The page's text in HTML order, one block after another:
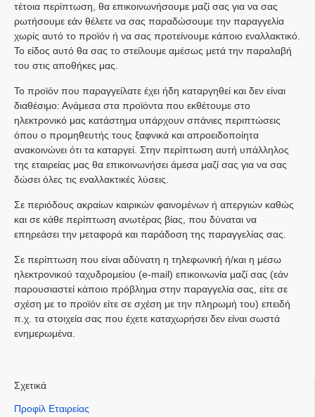
τέτοια περίπτωση, θα επικοινωνήσουμε μαζί σας για να σας
ρωτήσουμε εάν θέλετε να σας παραδώσουμε την παραγγελία
χωρίς αυτό το προϊόν ή να σας προτείνουμε κάποιο εναλλακτικό.
Το είδος αυτό θα σας το στείλουμε αμέσως μετά την παραλαβή
του στις αποθήκες μας.
Το προϊόν που παραγγείλατε έχει ήδη καταργηθεί και δεν είναι
διαθέσιμο: Ανάμεσα στα προϊόντα που εκθέτουμε στο
ηλεκτρονικό μας κατάστημα υπάρχουν σπάνιες περιπτώσεις
όπου ο προμηθευτής τους ξαφνικά και απροειδοποίητα
ανακοινώνει ότι τα καταργεί. Στην περίπτωση αυτή υπάλληλος
της εταιρείας μας θα επικοινωνήσει άμεσα μαζί σας για να σας
δώσει όλες τις εναλλακτικές λύσεις.
Σε περιόδους ακραίων καιρικών φαινομένων ή απεργιών καθώς
και σε κάθε περίπτωση ανωτέρας βίας, που δύναται να
επηρεάσει την μεταφορά και παράδοση της παραγγελίας σας.
Σε περίπτωση που είναι αδύνατη η τηλεφωνική ή/και η μέσω
ηλεκτρονικού ταχυδρομείου (e-mail) επικοινωνία μαζί σας (εάν
παρουσιαστεί κάποιο πρόβλημα στην παραγγελία σας, είτε σε
σχέση με το προϊόν είτε σε σχέση με την πληρωμή του) επειδή
π.χ. τα στοιχεία σας που έχετε καταχωρήσει δεν είναι σωστά
ενημερωμένα.
Σχετικά
Προφίλ Εταιρείας